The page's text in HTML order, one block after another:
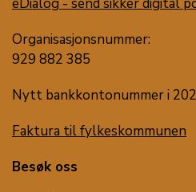
Organisasjonsnummer:
929 882 385
Nytt bankkontonummer i
Faktura til fylkeskommunen
Besøk oss